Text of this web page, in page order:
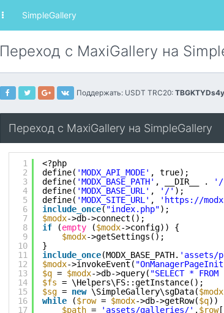
SimpleGallery
Переход с MaxiGallery на
Поддержать: USDT TRC20:
Переход с MaxiGallery на SimpleGallery
1
2
3
4
5
6
7
8
9
10
11
12
13
14
15
16
17
<?php
define( 'MODX_API_MODE' , true);
define( 'MODX_BASE_PATH' , __DIR__ .
define( 'MODX_BASE_URL' , '/' );
define( 'MODX_SITE_URL' , ' https://
include_once( "index.php");
$modx->db->connect();
if
(empty ($modx->config)) {
$modx->getSettings();
}
include_once(MODX_BASE_PATH. 'assets/
$modx->invokeEvent(
$q = $modx->db->query( "SELECT *
$fs = \Helpers\FS::getInstance();
$sg = new \SimpleGallery\sgData($modx
while
($row = $modx->db->getRow($q))
$path = 'assets/galleries/' . $row[